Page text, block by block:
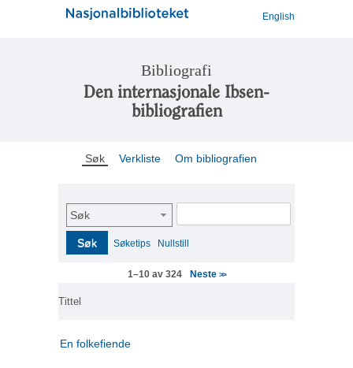
English
Bibliografi
Den internasjonale Ibsen-
bibliografien
Søk Verkliste Om bibliografien
Søk
Søk Søketips Nullstill
1–10 av 324 Neste >>
Tittel
En folkefiende